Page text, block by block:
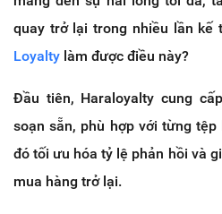
quay trở lại trong nhiều lần kế
Loyalty làm được điều này?
Đầu tiên, Haraloyalty cung
soạn sẵn, phù hợp với từng
đó tối ưu hóa tỷ lệ phản hồi và
mua hàng trở lại.